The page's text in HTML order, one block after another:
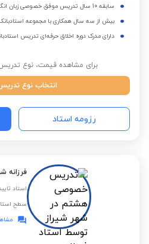
سابقه 10 سال تدریس موفق خصوصی زبان انگلیسی در شیراز
بیش از سه سال همکاری با مجموعه
دارای مدرک دوره اخلاق حرفه‌ای تدریس
برای مشاهده قیمت، نوع تدریس
انتخاب نوع
رزومه استاد
فرزانه
استاد
سطح
مشاهده 2